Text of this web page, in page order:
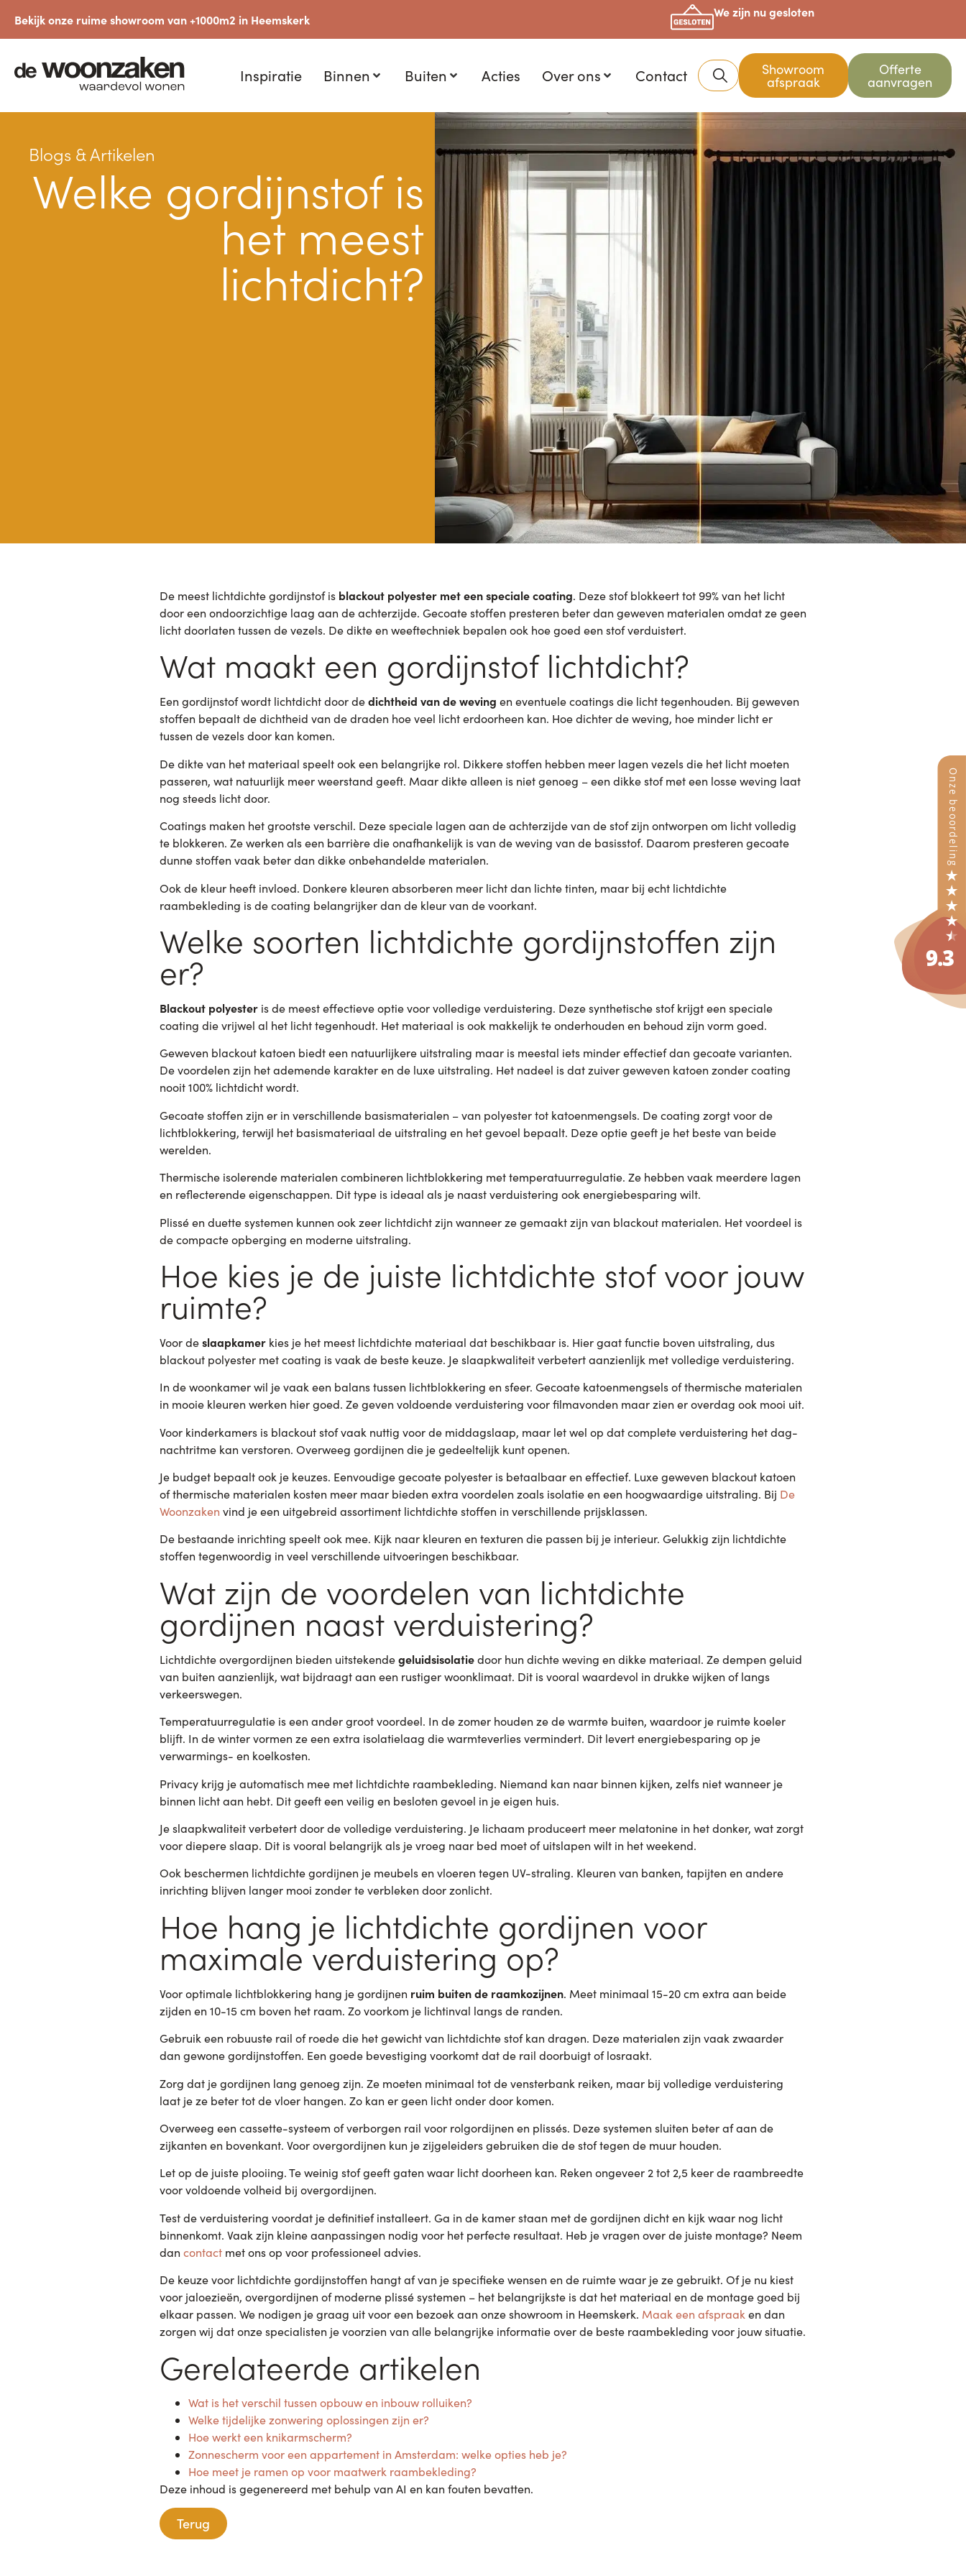
Bekijk onze ruime showroom van +1000m2 in Heemskerk We zijn nu gesloten
Inspiratie Binnen Buiten Acties Over ons Contact Showroom
afspraak
Offerte
aanvragen
Blogs & Artikelen
Welke gordijnstof is
het meest
lichtdicht?
De meest lichtdichte gordijnstof is blackout polyester met een speciale coating. Deze stof blokkeert tot 99% van het licht
door een ondoorzichtige laag aan de achterzijde. Gecoate stoffen presteren beter dan geweven materialen omdat ze geen
licht doorlaten tussen de vezels. De dikte en weeftechniek bepalen ook hoe goed een stof verduistert.
Wat maakt een gordijnstof lichtdicht?
Een gordijnstof wordt lichtdicht door dedichtheid van de weving en eventuele coatings die licht tegenhouden. Bij geweven
stoffen bepaalt de dichtheid van de draden hoe veel licht erdoorheen kan. Hoe dichter de weving, hoe minder licht er
tussen de vezels door kan komen.
De dikte van het materiaal speelt ook een belangrijke rol. Dikkere stoffen hebben meer lagen vezels die het licht moeten
passeren, wat natuurlijk meer weerstand geeft. Maar dikte alleen is niet genoeg – een dikke stof met een losse weving laat
nog steeds licht door.
Coatings maken het grootste verschil. Deze speciale lagen aan de achterzijde van de stof zijn ontworpen om licht volledig
te blokkeren. Ze werken als een barrière die onafhankelijk is van de weving van de basisstof. Daarom presteren gecoate
dunne stoffen vaak beter dan dikke onbehandelde materialen.
Ook de kleur heeft invloed. Donkere kleuren absorberen meer licht dan lichte tinten, maar bij echt lichtdichte
raambekleding is de coating belangrijker dan de kleur van de voorkant.
Welke soorten lichtdichte gordijnstoffen zijn
er?
Blackout polyester is de meest effectieve optie voor volledige verduistering. Deze synthetische stof krijgt een speciale
coating die vrijwel al het licht tegenhoudt. Het materiaal is ook makkelijk te onderhouden en behoud zijn vorm goed.
Geweven blackout katoen biedt een natuurlijkere uitstraling maar is meestal iets minder effectief dan gecoate varianten.
De voordelen zijn het ademende karakter en de luxe uitstraling. Het nadeel is dat zuiver geweven katoen zonder coating
nooit 100% lichtdicht wordt.
Gecoate stoffen zijn er in verschillende basismaterialen – van polyester tot katoenmengsels. De coating zorgt voor de
lichtblokkering, terwijl het basismateriaal de uitstraling en het gevoel bepaalt. Deze optie geeft je het beste van beide
werelden.
Thermische isolerende materialen combineren lichtblokkering met temperatuurregulatie. Ze hebben vaak meerdere lagen
en reflecterende eigenschappen. Dit type is ideaal als je naast verduistering ook energiebesparing wilt.
Plissé en duette systemen kunnen ook zeer lichtdicht zijn wanneer ze gemaakt zijn van blackout materialen. Het voordeel is
de compacte opberging en moderne uitstraling.
Hoe kies je de juiste lichtdichte stof voor jouw
ruimte?
Voor deslaapkamer kies je het meest lichtdichte materiaal dat beschikbaar is. Hier gaat functie boven uitstraling, dus
blackout polyester met coating is vaak de beste keuze. Je slaapkwaliteit verbetert aanzienlijk met volledige verduistering.
In de woonkamer wil je vaak een balans tussen lichtblokkering en sfeer. Gecoate katoenmengsels of thermische materialen
in mooie kleuren werken hier goed. Ze geven voldoende verduistering voor filmavonden maar zien er overdag ook mooi uit.
Voor kinderkamers is blackout stof vaak nuttig voor de middagslaap, maar let wel op dat complete verduistering het dag-
nachtritme kan verstoren. Overweeg gordijnen die je gedeeltelijk kunt openen.
Je budget bepaalt ook je keuzes. Eenvoudige gecoate polyester is betaalbaar en effectief. Luxe geweven blackout katoen
of thermische materialen kosten meer maar bieden extra voordelen zoals isolatie en een hoogwaardige uitstraling. Bij De
Woonzaken vind je een uitgebreid assortiment lichtdichte stoffen in verschillende prijsklassen.
De bestaande inrichting speelt ook mee. Kijk naar kleuren en texturen die passen bij je interieur. Gelukkig zijn lichtdichte
stoffen tegenwoordig in veel verschillende uitvoeringen beschikbaar.
Wat zijn de voordelen van lichtdichte
gordijnen naast verduistering?
Lichtdichte overgordijnen bieden uitstekendegeluidsisolatiedoor hun dichte weving en dikke materiaal. Ze dempen geluid
van buiten aanzienlijk, wat bijdraagt aan een rustiger woonklimaat. Dit is vooral waardevol in drukke wijken of langs
verkeerswegen.
Temperatuurregulatie is een ander groot voordeel. In de zomer houden ze de warmte buiten, waardoor je ruimte koeler
blijft. In de winter vormen ze een extra isolatielaag die warmteverlies vermindert. Dit levert energiebesparing op je
verwarmings- en koelkosten.
Privacy krijg je automatisch mee met lichtdichte raambekleding. Niemand kan naar binnen kijken, zelfs niet wanneer je
binnen licht aan hebt. Dit geeft een veilig en besloten gevoel in je eigen huis.
Je slaapkwaliteit verbetert door de volledige verduistering. Je lichaam produceert meer melatonine in het donker, wat zorgt
voor diepere slaap. Dit is vooral belangrijk als je vroeg naar bed moet of uitslapen wilt in het weekend.
Ook beschermen lichtdichte gordijnen je meubels en vloeren tegen UV-straling. Kleuren van banken, tapijten en andere
inrichting blijven langer mooi zonder te verbleken door zonlicht.
Hoe hang je lichtdichte gordijnen voor
maximale verduistering op?
Voor optimale lichtblokkering hang je gordijnen ruim buiten de raamkozijnen. Meet minimaal 15-20 cm extra aan beide
zijden en 10-15 cm boven het raam. Zo voorkom je lichtinval langs de randen.
Gebruik een robuuste rail of roede die het gewicht van lichtdichte stof kan dragen. Deze materialen zijn vaak zwaarder
dan gewone gordijnstoffen. Een goede bevestiging voorkomt dat de rail doorbuigt of losraakt.
Zorg dat je gordijnen lang genoeg zijn. Ze moeten minimaal tot de vensterbank reiken, maar bij volledige verduistering
laat je ze beter tot de vloer hangen. Zo kan er geen licht onder door komen.
Overweeg een cassette-systeem of verborgen rail voor rolgordijnen en plissés. Deze systemen sluiten beter af aan de
zijkanten en bovenkant. Voor overgordijnen kun je zijgeleiders gebruiken die de stof tegen de muur houden.
Let op de juiste plooiing. Te weinig stof geeft gaten waar licht doorheen kan. Reken ongeveer 2 tot 2,5 keer de raambreedte
voor voldoende volheid bij overgordijnen.
Test de verduistering voordat je definitief installeert. Ga in de kamer staan met de gordijnen dicht en kijk waar nog licht
binnenkomt. Vaak zijn kleine aanpassingen nodig voor het perfecte resultaat. Heb je vragen over de juiste montage? Neem
dan contact met ons op voor professioneel advies.
De keuze voor lichtdichte gordijnstoffen hangt af van je specifieke wensen en de ruimte waar je ze gebruikt. Of je nu kiest
voor jaloezieën, overgordijnen of moderne plissé systemen – het belangrijkste is dat het materiaal en de montage goed bij
elkaar passen. We nodigen je graag uit voor een bezoek aan onze showroom in Heemskerk. Maak een afspraak en dan
zorgen wij dat onze specialisten je voorzien van alle belangrijke informatie over de beste raambekleding voor jouw situatie.
Gerelateerde artikelen
Wat is het verschil tussen opbouw en inbouw rolluiken?
Welke tijdelijke zonwering oplossingen zijn er?
Hoe werkt een knikarmscherm?
Zonnescherm voor een appartement in Amsterdam: welke opties heb je?
Hoe meet je ramen op voor maatwerk raambekleding?
Deze inhoud is gegenereerd met behulp van AI en kan fouten bevatten.
Terug